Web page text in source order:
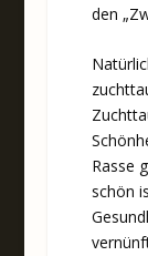
den
Rasse
schön